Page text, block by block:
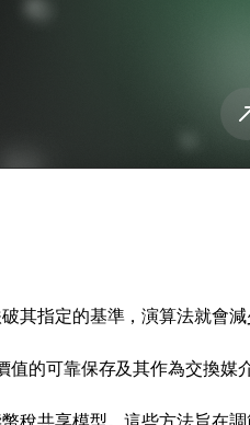
其指定的基準，演算法就會
值的可靠保存及其作為交換媒
稅共享模型。這些方法旨在